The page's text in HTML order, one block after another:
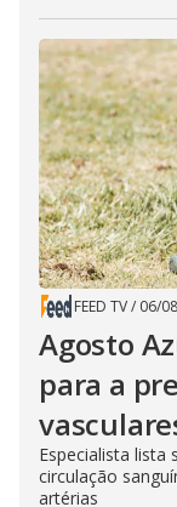
FEED TV/ 06/
Agosto
para a
Especialista lista
circulação
artérias